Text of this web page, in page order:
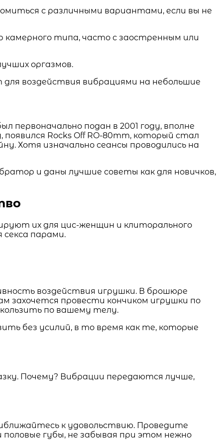
с различными вариантами, если вы не
типа, часто с заостренным или
воздействия вибрациями на небольшие
подан в 2001 году, вполне
Rocks Off RO-80mm, который стал
Хотя изначально сеансы проводились на
и даны лучшие советы как для новичков,
их для цис-женщин и клиторального
парами.
воздействия игрушки. В брошюре
захочется провести кончиком игрушки по
по вашему телу.
без усилий, в то время как те, которые
Почему? Вибрации передаются лучше,
к удовольствию. Проведите
губы, не забывая при этом нежно